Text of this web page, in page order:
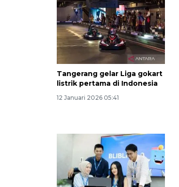
Tangerang gelar Liga gokart
listrik pertama di Indonesia
12 Januari 2026 05:41